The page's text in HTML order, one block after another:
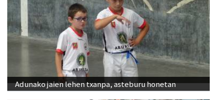
Adunako jaien lehen txanpa, asteburu honetan